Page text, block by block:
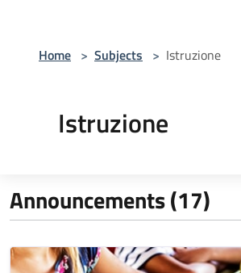
Home > Subjects > Istruzione
Istruzione
Announcements (17)